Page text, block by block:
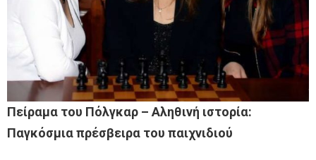
Πείραμα του Πόλγκαρ – Αληθινή ιστορία:
Παγκόσμια πρέσβειρα του παιχνιδιού